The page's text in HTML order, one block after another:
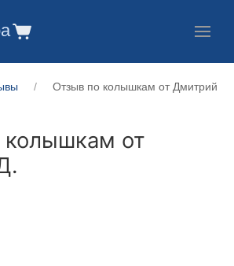
Отзыв по колышкам от Дмитрий
от